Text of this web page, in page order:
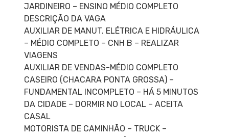
JARDINEIRO – ENSINO MÉDIO COMPLETO
DESCRIÇÃO DA VAGA
AUXILIAR DE MANUT. ELÉTRICA E HIDRÁULICA
– MÉDIO COMPLETO – CNH B – REALIZAR
VIAGENS
AUXILIAR DE VENDAS-MÉDIO COMPLETO
CASEIRO (CHACARA PONTA GROSSA) –
FUNDAMENTAL INCOMPLETO – HÁ 5 MINUTOS
DA CIDADE – DORMIR NO LOCAL – ACEITA
CASAL
MOTORISTA DE CAMINHÃO – TRUCK –